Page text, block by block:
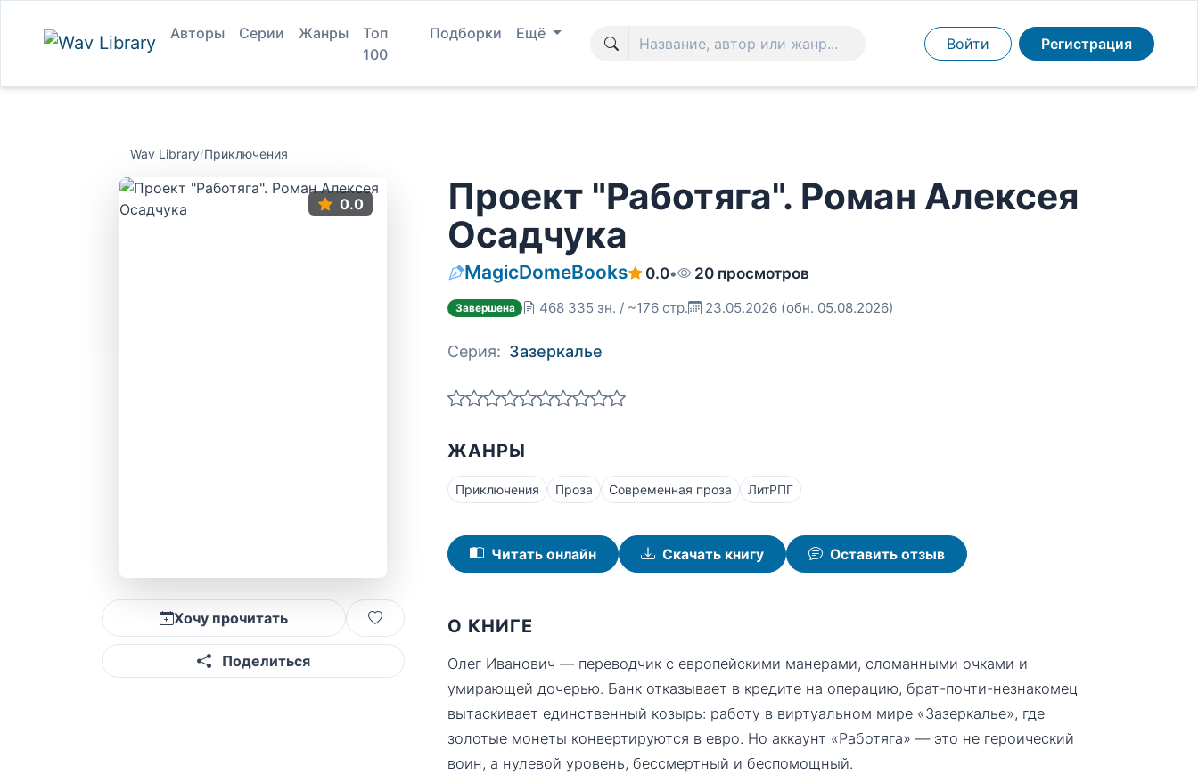
Авторы Серии Жанры
Топ
100
Подборки Ещё
Войти Регистрация
Wav Library/Приключения
0.0
Хочу прочитать
Поделиться
Проект "Работяга". Роман Алексея
Осадчука
MagicDomeBooks 0.0• 20 просмотров
Завершена 468 335 зн. / ~176 стр. 23.05.2026 (обн. 05.08.2026)
Серия: Зазеркалье
ЖАНРЫ
Приключения Проза Современная проза ЛитРПГ
Читать онлайн Скачать книгу Оставить отзыв
О КНИГЕ
Олег Иванович — переводчик с европейскими манерами, сломанными очками и
умирающей дочерью. Банк отказывает в кредите на операцию, брат-почти-незнакомец
вытаскивает единственный козырь: работу в виртуальном мире «Зазеркалье», где
золотые монеты конвертируются в евро. Но аккаунт «Работяга» — это не героический
воин, а нулевой уровень, бессмертный и беспомощный.